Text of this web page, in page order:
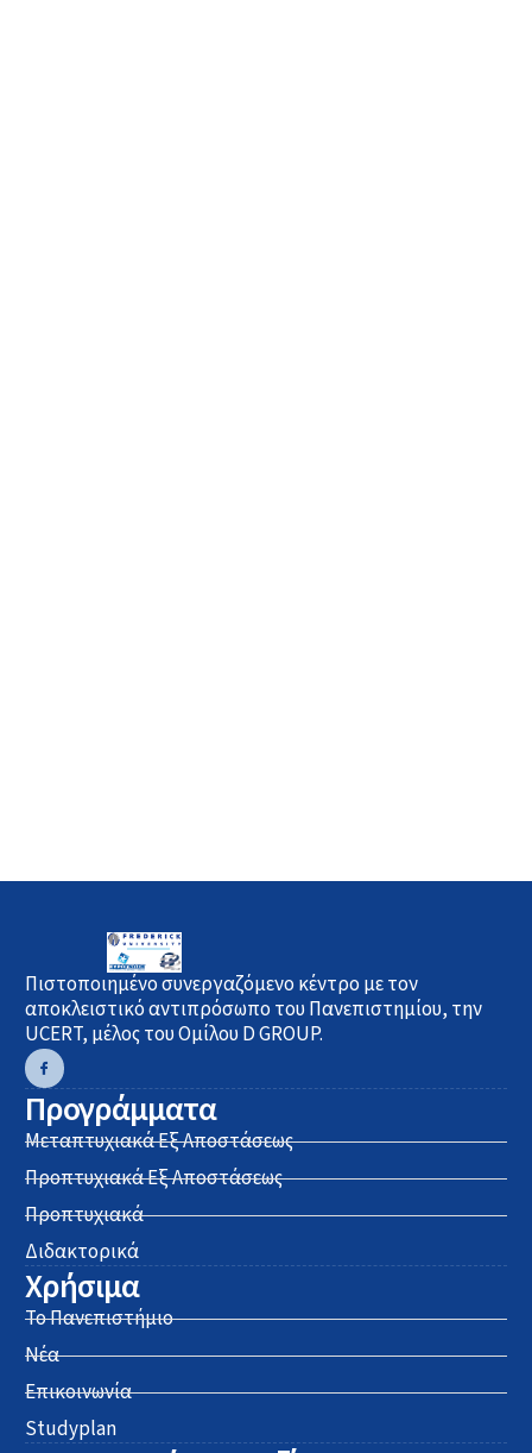
Πιστοποιημένο συνεργαζόμενο κέντρο με τον
αποκλειστικό αντιπρόσωπο του Πανεπιστημίου, την
UCERT, μέλος του Ομίλου D GROUP.
Προγράμματα
Μεταπτυχιακά Εξ Αποστάσεως
Προπτυχιακά Εξ Αποστάσεως
Προπτυχιακά
Διδακτορικά
Χρήσιμα
Το Πανεπιστήμιο
Νέα
Επικοινωνία
Studyplan